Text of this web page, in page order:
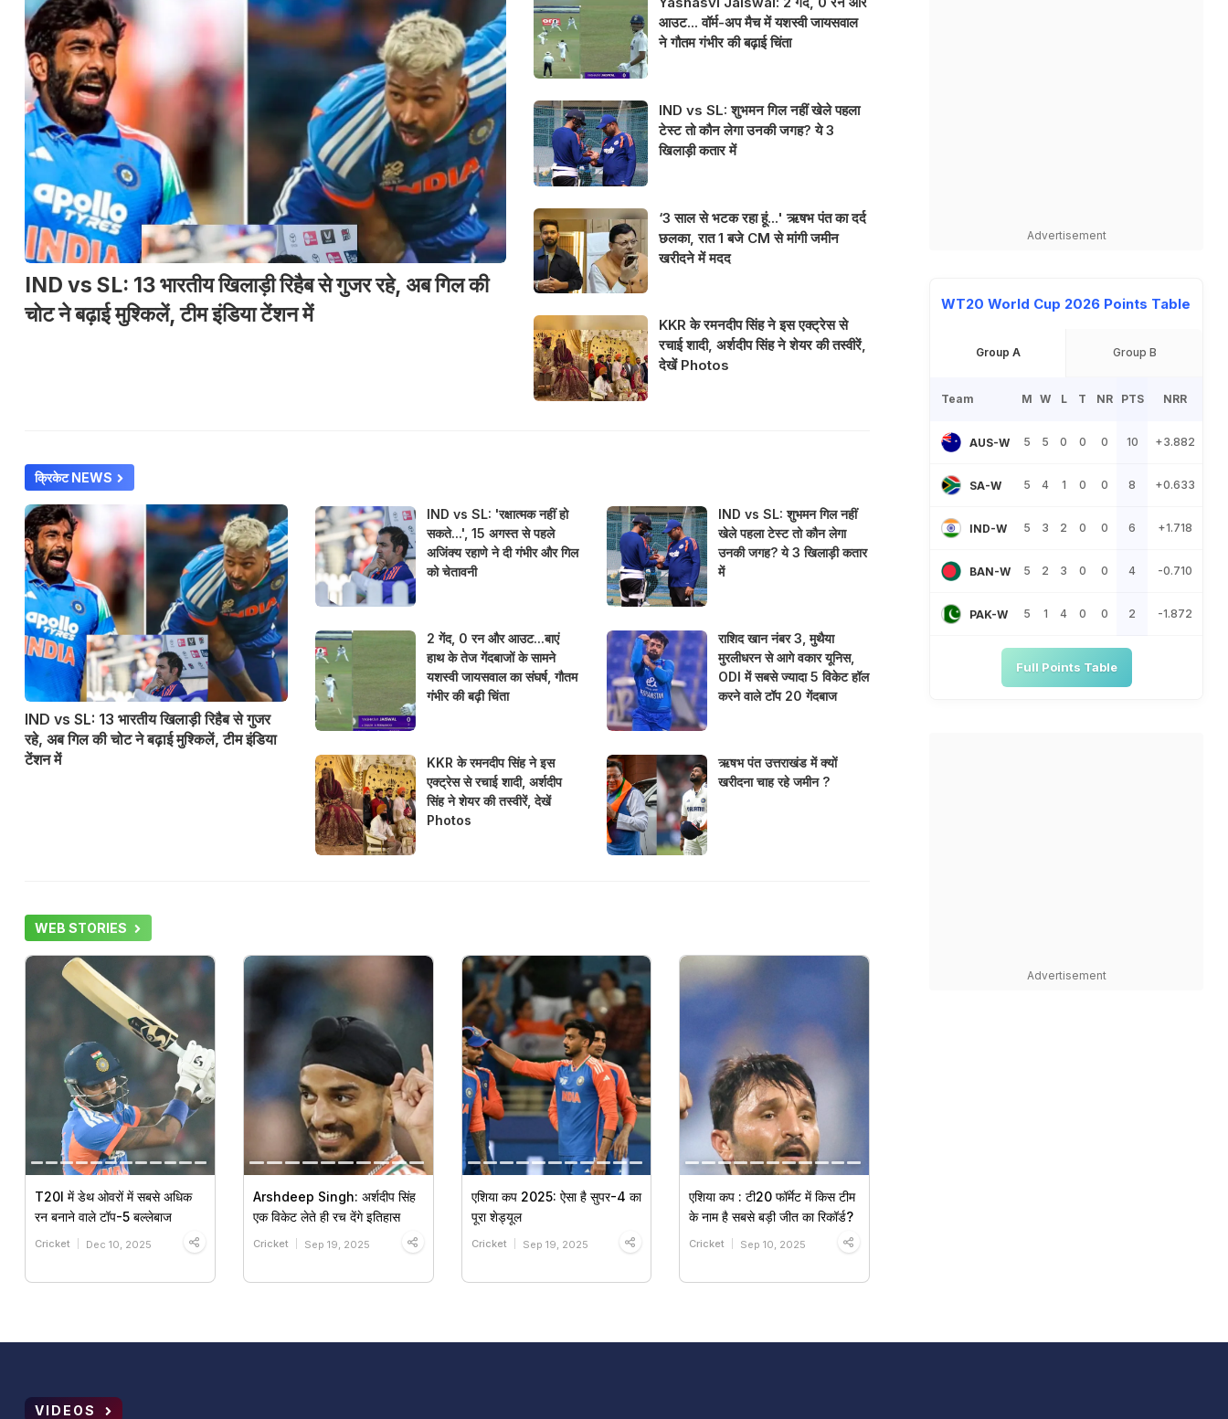
IND vs SL: 13 भारतीय खिलाड़ी रिहैब से गुजर रहे, अब गिल की
चोट ने बढ़ाई मुश्किलें, टीम इंडिया टेंशन में
आउट... वॉर्म-अप मैच में यशस्वी जायसवाल
ने गौतम गंभीर की बढ़ाई चिंता
IND vs SL: शुभमन गिल नहीं खेले पहला
टेस्ट तो कौन लेगा उनकी जगह? ये 3
खिलाड़ी कतार में
‘3 साल से भटक रहा हूं...' ऋषभ पंत का दर्द
छलका, रात 1 बजे CM से मांगी जमीन
खरीदने में मदद
KKR के रमनदीप सिंह ने इस एक्ट्रेस से
रचाई शादी, अर्शदीप सिंह ने शेयर की तस्वीरें,
देखें Photos
क्रिकेट NEWS
IND vs SL: 13 भारतीय खिलाड़ी रिहैब से गुजर
रहे, अब गिल की चोट ने बढ़ाई मुश्किलें, टीम इंडिया
टेंशन में
IND vs SL: 'रक्षात्मक नहीं हो
सकते...', 15 अगस्त से पहले
अजिंक्य रहाणे ने दी गंभीर और गिल
को चेतावनी
2 गेंद, 0 रन और आउट...बाएं
हाथ के तेज गेंदबाजों के सामने
यशस्वी जायसवाल का संघर्ष, गौतम
गंभीर की बढ़ी चिंता
KKR के रमनदीप सिंह ने इस
एक्ट्रेस से रचाई शादी, अर्शदीप
सिंह ने शेयर की तस्वीरें, देखें
Photos
IND vs SL: शुभमन गिल नहीं
खेले पहला टेस्ट तो कौन लेगा
उनकी जगह? ये 3 खिलाड़ी कतार
में
राशिद खान नंबर 3, मुथैया
मुरलीधरन से आगे वकार यूनिस,
ODI में सबसे ज्यादा 5 विकेट हॉल
करने वाले टॉप 20 गेंदबाज
ऋषभ पंत उत्तराखंड में क्यों
खरीदना चाह रहे जमीन ?
WEB STORIES
T20I में डेथ ओवरों में सबसे अधिक
रन बनाने वाले टॉप-5 बल्लेबाज
Cricket Dec 10, 2025
Arshdeep Singh: अर्शदीप सिंह
एक विकेट लेते ही रच देंगे इतिहास
Cricket Sep 19, 2025
एशिया कप 2025: ऐसा है सुपर-4 का
पूरा शेड्यूल
Cricket Sep 19, 2025
एशिया कप : टी20 फॉर्मेट में किस टीम
के नाम है सबसे बड़ी जीत का रिकॉर्ड?
Cricket Sep 10, 2025
Advertisement
WT20 World Cup 2026 Points Table
Group A Group B
Team M W L T NR PTS NRR
AUS-W 5 5 0 0 0 10 +3.882
SA-W 5 4 1 0 0 8 +0.633
IND-W 5 3 2 0 0 6 +1.718
BAN-W 5 2 3 0 0 4 -0.710
PAK-W 5 1 4 0 0 2 -1.872
Full Points Table
Advertisement
VIDEOS